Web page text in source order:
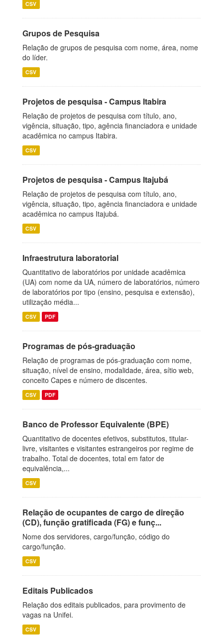
CSV
Grupos de Pesquisa
Relação de grupos de pesquisa com nome, área, nome
do líder.
CSV
Projetos de pesquisa - Campus Itabira
Relação de projetos de pesquisa com título, ano,
vigência, situação, tipo, agência financiadora e unidade
acadêmica no campus Itabira.
CSV
Projetos de pesquisa - Campus Itajubá
Relação de projetos de pesquisa com título, ano,
vigência, situação, tipo, agência financiadora e unidade
acadêmica no campus Itajubá.
CSV
Infraestrutura laboratorial
Quantitativo de laboratórios por unidade acadêmica
(UA) com nome da UA, número de laboratórios, número
de laboratórios por tipo (ensino, pesquisa e extensão),
utilização média...
CSV PDF
Programas de pós-graduação
Relação de programas de pós-graduação com nome,
situação, nível de ensino, modalidade, área, sítio web,
conceito Capes e número de discentes.
CSV PDF
Banco de Professor Equivalente (BPE)
Quantitativo de docentes efetivos, substitutos, titular-
livre, visitantes e visitantes estrangeiros por regime de
trabalho. Total de docentes, total em fator de
equivalência,...
CSV
Relação de ocupantes de cargo de direção
(CD), função gratificada (FG) e funç...
Nome dos servidores, cargo/função, código do
cargo/função.
CSV
Editais Publicados
Relação dos editais publicados, para provimento de
vagas na Unifei.
CSV